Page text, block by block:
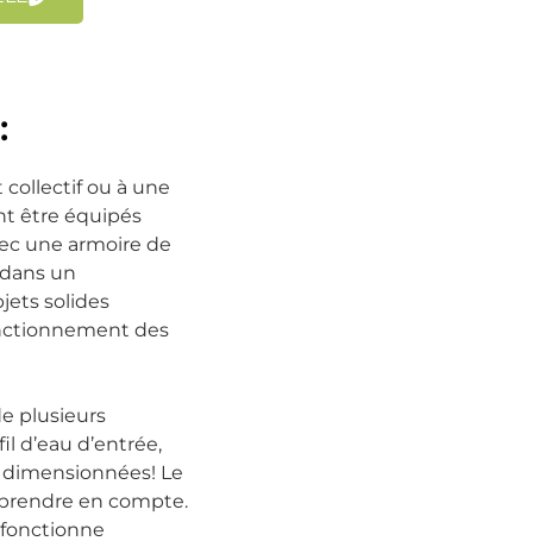
collectif ou à une
être équipés
une armoire de
un
solides
des
plusieurs
d’eau d’entrée,
Le
en compte.
fonctionne